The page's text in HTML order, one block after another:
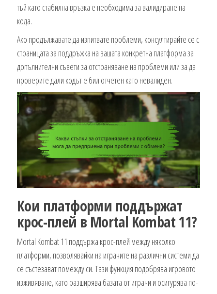
тъй като стабилна връзка е необходима за валидиране на
кода.
Ако продължавате да изпитвате проблеми, консултирайте се с
страницата за поддръжка на вашата конкретна платформа за
допълнителни съвети за отстраняване на проблеми или за да
проверите дали кодът е бил отчетен като невалиден.
Кои платформи поддържат
крос-плей в Mortal Kombat 11?
Mortal Kombat 11 поддържа крос-плей между няколко
платформи, позволявайки на играчите на различни системи да
се състезават помежду си. Тази функция подобрява игровото
изживяване, като разширява базата от играчи и осигурява по-